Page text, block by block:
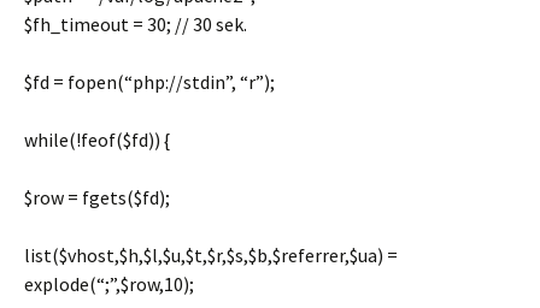
$fh_timeout = 30; // 30 sek.
$fd = fopen(“php://stdin”, “r”);
while(!feof($fd)) {
$row = fgets($fd);
list($vhost,$h,$l,$u,$t,$r,$s,$b,$referrer,$ua) =
explode(“;”,$row,10);